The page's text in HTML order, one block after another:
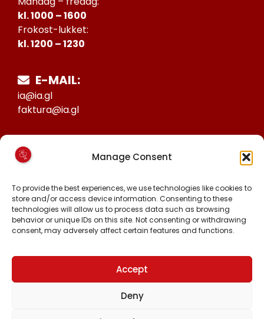
Manage Consent
To provide the best experiences, we use technologies like cookies to
store and/or access device information. Consenting to these
technologies will allow us to process data such as browsing
behavior or unique IDs on this site. Not consenting or withdrawing
consent, may adversely affect certain features and functions.
Accept
Deny
kl. 1000 – 1600
Frokost-lukket:
kl. 1200 – 1230
E-MAIL:
ia@ia.gl
faktura@ia.gl
25027388
KONTO NR:
6471-1511626
FØLG OS PÅ:
FACEBOOK
TIKTOK